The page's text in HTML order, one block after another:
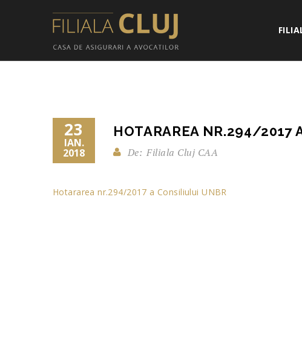
23
IAN.
2018
HOTARAREA NR.294/2017
De: Filiala Cluj CAA
Hotararea nr.294/2017 a Consiliului UNBR